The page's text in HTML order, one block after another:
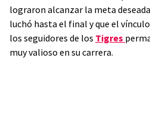
lograron alcanzar la meta
luchó hasta el final y que el
los seguidores de los Tigres
muy valioso en su carrera.